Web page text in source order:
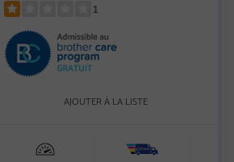
1
1
out
of
AJOUTER À LA LISTE